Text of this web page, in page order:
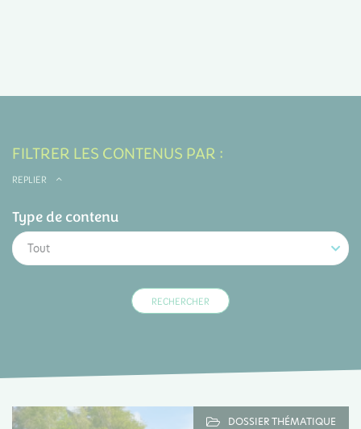
FILTRER LES CONTENUS PAR :
REPLIER
Type de contenu
Tout
DOSSIER THÉMATIQUE